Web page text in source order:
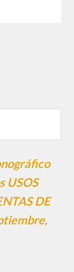
USOS
DE